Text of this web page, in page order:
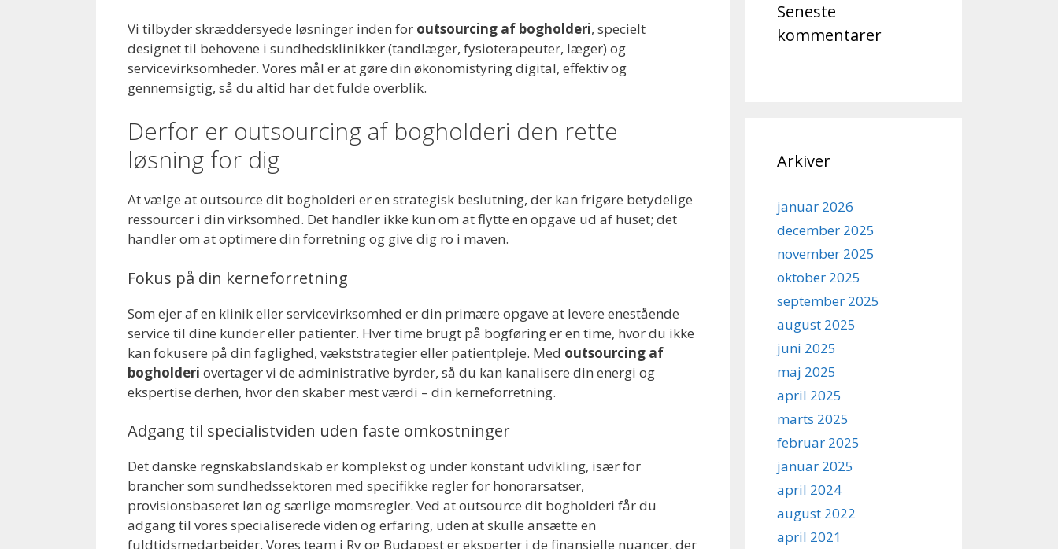
Vi tilbyder skræddersyede løsninger inden for outsourcing af bogholderi, specielt
designet til behovene i sundhedsklinikker (tandlæger, fysioterapeuter, læger) og
servicevirksomheder. Vores mål er at gøre din økonomistyring digital, effektiv og
gennemsigtig, så du altid har det fulde overblik.
Derfor er outsourcing af bogholderi den rette
løsning for dig
At vælge at outsource dit bogholderi er en strategisk beslutning, der kan frigøre betydelige
ressourcer i din virksomhed. Det handler ikke kun om at flytte en opgave ud af huset; det
handler om at optimere din forretning og give dig ro i maven.
Fokus på din kerneforretning
Som ejer af en klinik eller servicevirksomhed er din primære opgave at levere enestående
service til dine kunder eller patienter. Hver time brugt på bogføring er en time, hvor du ikke
kan fokusere på din faglighed, vækststrategier eller patientpleje. Med outsourcing af
bogholderi overtager vi de administrative byrder, så du kan kanalisere din energi og
ekspertise derhen, hvor den skaber mest værdi – din kerneforretning.
Adgang til specialistviden uden faste omkostninger
Det danske regnskabslandskab er komplekst og under konstant udvikling, især for
brancher som sundhedssektoren med specifikke regler for honorarsatser,
provisionsbaseret løn og særlige momsregler. Ved at outsource dit bogholderi får du
adgang til vores specialiserede viden og erfaring, uden at skulle ansætte en
fuldtidsmedarbejder. Vores team i Ry og Budapest er eksperter i de finansielle nuancer, der
Seneste
kommentarer
Arkiver
januar 2026
december 2025
november 2025
oktober 2025
september 2025
august 2025
juni 2025
maj 2025
april 2025
marts 2025
februar 2025
januar 2025
april 2024
august 2022
april 2021